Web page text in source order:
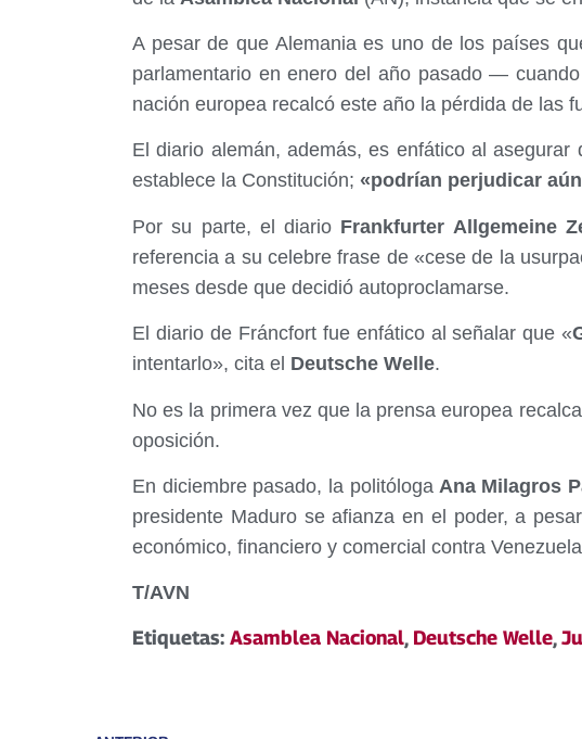
A pesar de que Alemania es uno de los países
parlamentario en enero del año pasado —
nación europea recalcó este año la pérdida de las
El diario alemán, además, es enfático al
establece la Constitución; «podrían perjudicar
Por su parte, el diario Frankfurter Allgemeine
referencia a su celebre frase de «cese de la
meses desde que decidió autoproclamarse.
El diario de Fráncfort fue enfático al señalar que «
intentarlo», cita el Deutsche Welle.
No es la primera vez que la prensa europea
oposición.
En diciembre pasado, la politólogaAna Milagros
presidente Maduro se afianza en el poder, a
económico, financiero y comercial contra
T/AVN
Etiquetas: Asamblea Nacional, Deutsche Welle,